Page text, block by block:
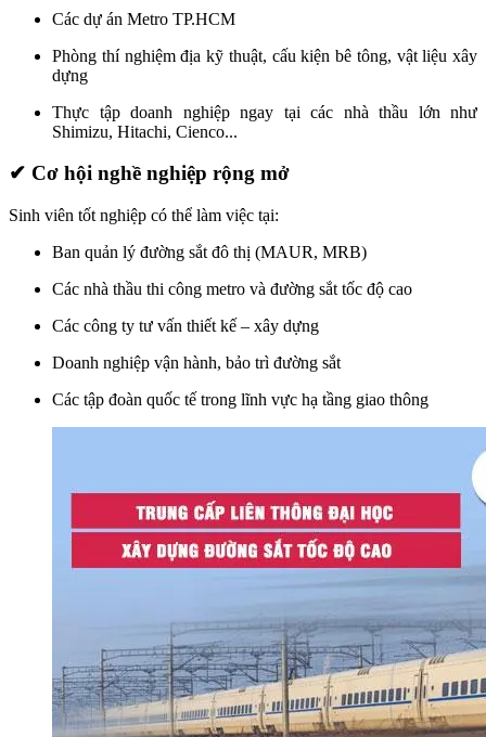
Các dự án Metro TP.HCM
Phòng thí nghiệm địa kỹ thuật, cấu kiện bê tông, vật liệu xây
dựng
Thực tập doanh nghiệp ngay tại các nhà thầu lớn như
Shimizu, Hitachi, Cienco...
✔ Cơ hội nghề nghiệp rộng mở
Sinh viên tốt nghiệp có thể làm việc tại:
Ban quản lý đường sắt đô thị (MAUR, MRB)
Các nhà thầu thi công metro và đường sắt tốc độ cao
Các công ty tư vấn thiết kế – xây dựng
Doanh nghiệp vận hành, bảo trì đường sắt
Các tập đoàn quốc tế trong lĩnh vực hạ tầng giao thông